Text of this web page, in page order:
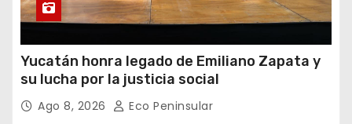
Yucatán honra legado de Emiliano Zapata y
su lucha por la justicia social
Ago 8, 2026 Eco Peninsular